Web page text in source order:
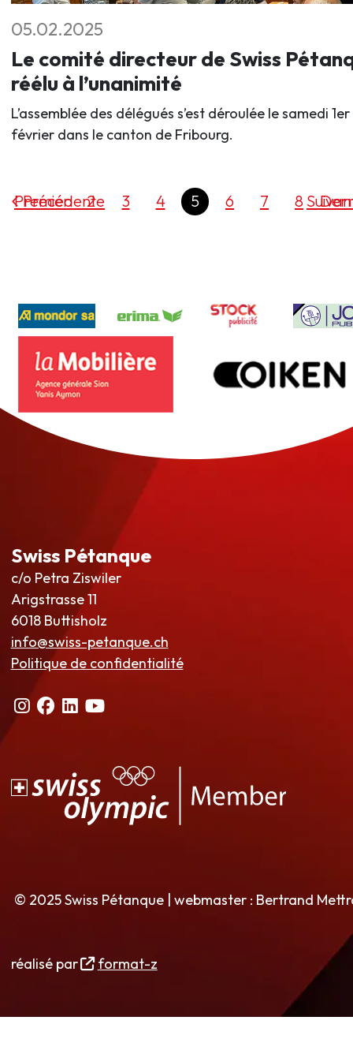
05.02.2025
Le comité directeur de Swiss
réélu à l’unanimité
L’assemblée des délégués s’est déroulée le samedi 1er
février dans le canton de Fribourg.
Précédente
Premier 2 3 4 5 6 7 8
Swiss Pétanque
c/o Petra Ziswiler
Arigstrasse 11
6018 Buttisholz
info@swiss-petanque.ch
Politique de confidentialité
© 2025 Swiss Pétanque | webmaster : Bertrand
réalisé par format-z